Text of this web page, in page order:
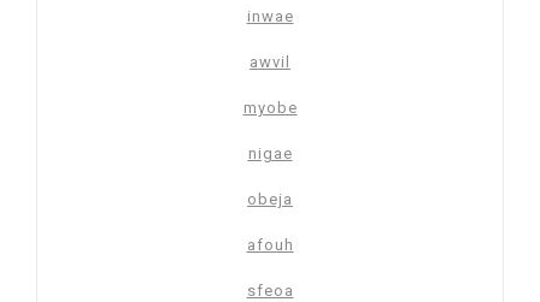
inwae
awvil
myobe
nigae
obeja
afouh
sfeoa